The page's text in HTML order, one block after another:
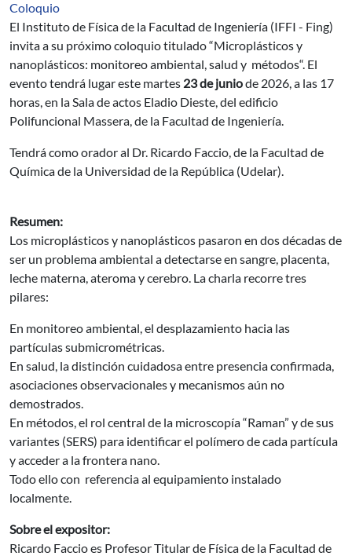
Coloquio
El Instituto de Física de la Facultad de Ingeniería (IFFI - Fing)
invita a su próximo coloquio titulado “Microplásticos y
nanoplásticos: monitoreo ambiental, salud y métodos“. El
evento tendrá lugar este martes 23 de juniode 2026, a las 17
horas, en la Sala de actos Eladio Dieste, del edificio
Polifuncional Massera, de la Facultad de Ingeniería.
Tendrá como orador al Dr. Ricardo Faccio, de la Facultad de
Química de la Universidad de la República (Udelar).
Resumen:
Los microplásticos y nanoplásticos pasaron en dos décadas de
ser un problema ambiental a detectarse en sangre, placenta,
leche materna, ateroma y cerebro. La charla recorre tres
pilares:
En monitoreo ambiental, el desplazamiento hacia las
partículas submicrométricas.
En salud, la distinción cuidadosa entre presencia confirmada,
asociaciones observacionales y mecanismos aún no
demostrados.
En métodos, el rol central de la microscopía “Raman” y de sus
variantes (SERS) para identificar el polímero de cada partícula
y acceder a la frontera nano.
Todo ello con referencia al equipamiento instalado
localmente.
Sobre el expositor:
Ricardo Faccio es Profesor Titular de Física de la Facultad de